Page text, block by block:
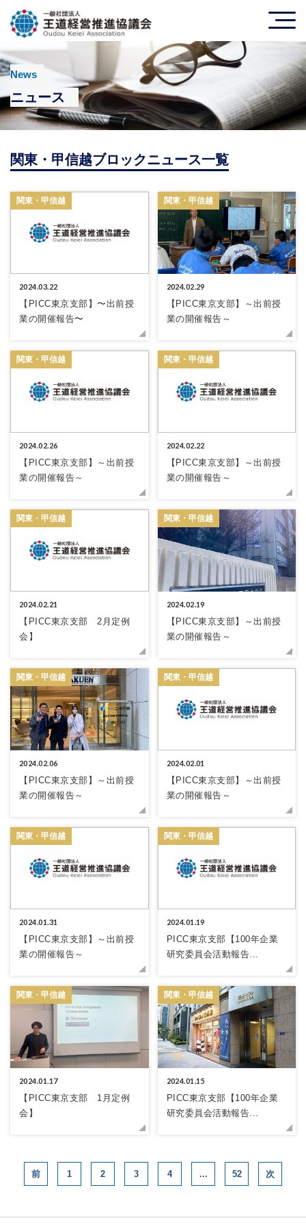
News
ニュース
関東・甲信越ブロックニュース一覧
関東・甲信越
2024.03.22
【PICC東京支部】〜出前授
業の開催報告〜
関東・甲信越
2024.02.29
【PICC東京支部】～出前授
業の開催報告～
関東・甲信越
2024.02.26
【PICC東京支部】～出前授
業の開催報告～
関東・甲信越
2024.02.22
【PICC東京支部】～出前授
業の開催報告～
関東・甲信越
2024.02.21
【PICC東京支部 2月定例
会】
関東・甲信越
2024.02.19
【PICC東京支部】～出前授
業の開催報告～
関東・甲信越
2024.02.06
【PICC東京支部】～出前授
業の開催報告～
関東・甲信越
2024.02.01
【PICC東京支部】～出前授
業の開催報告～
関東・甲信越
2024.01.31
【PICC東京支部】～出前授
業の開催報告～
関東・甲信越
2024.01.19
PICC東京支部【100年企業
研究委員会活動報告...
関東・甲信越
2024.01.17
【PICC東京支部 1月定例
会】
関東・甲信越
2024.01.15
PICC東京支部【100年企業
研究委員会活動報告...
1 2 3 4 ... 52